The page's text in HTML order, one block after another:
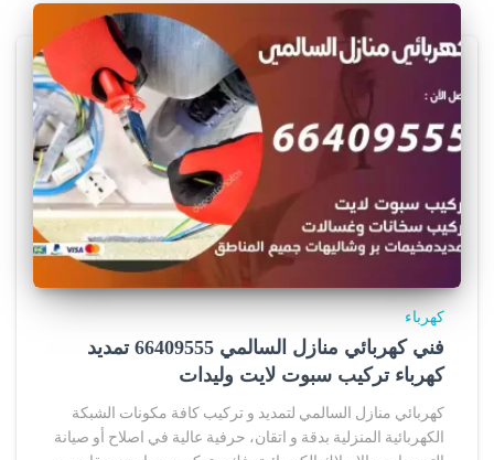
كهرباء
فني كهربائي منازل السالمي 66409555 تمديد
كهرباء تركيب سبوت لايت وليدات
كهربائي منازل السالمي لتمديد و تركيب كافة مكونات الشبكة
الكهربائية المنزلية بدقة و اتقان، حرفية عالية في اصلاح أو صيانة